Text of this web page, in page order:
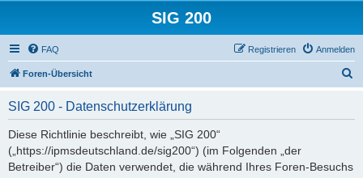
SIG 200
FAQ Anmelden
Registrieren
Foren-Übersicht
SIG 200 - Datenschutzerklärung
Diese Richtlinie beschreibt, wie „SIG 200“
(„https://ipmsdeutschland.de/sig200“) (im Folgenden „der
Betreiber“) die Daten verwendet, die während Ihres Foren-Besuchs